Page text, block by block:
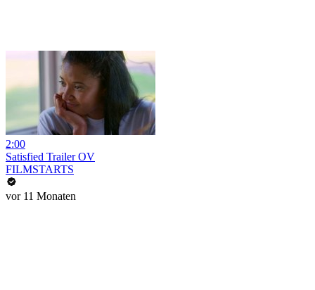
2:00
Satisfied Trailer OV
FILMSTARTS
vor 11 Monaten